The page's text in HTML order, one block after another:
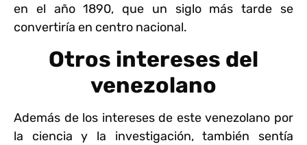
en el año 1890, que un siglo más tarde se
convertiría en centro nacional.
Otros intereses del
venezolano
Además de los intereses de este venezolano por
la ciencia y la investigación, también sentía